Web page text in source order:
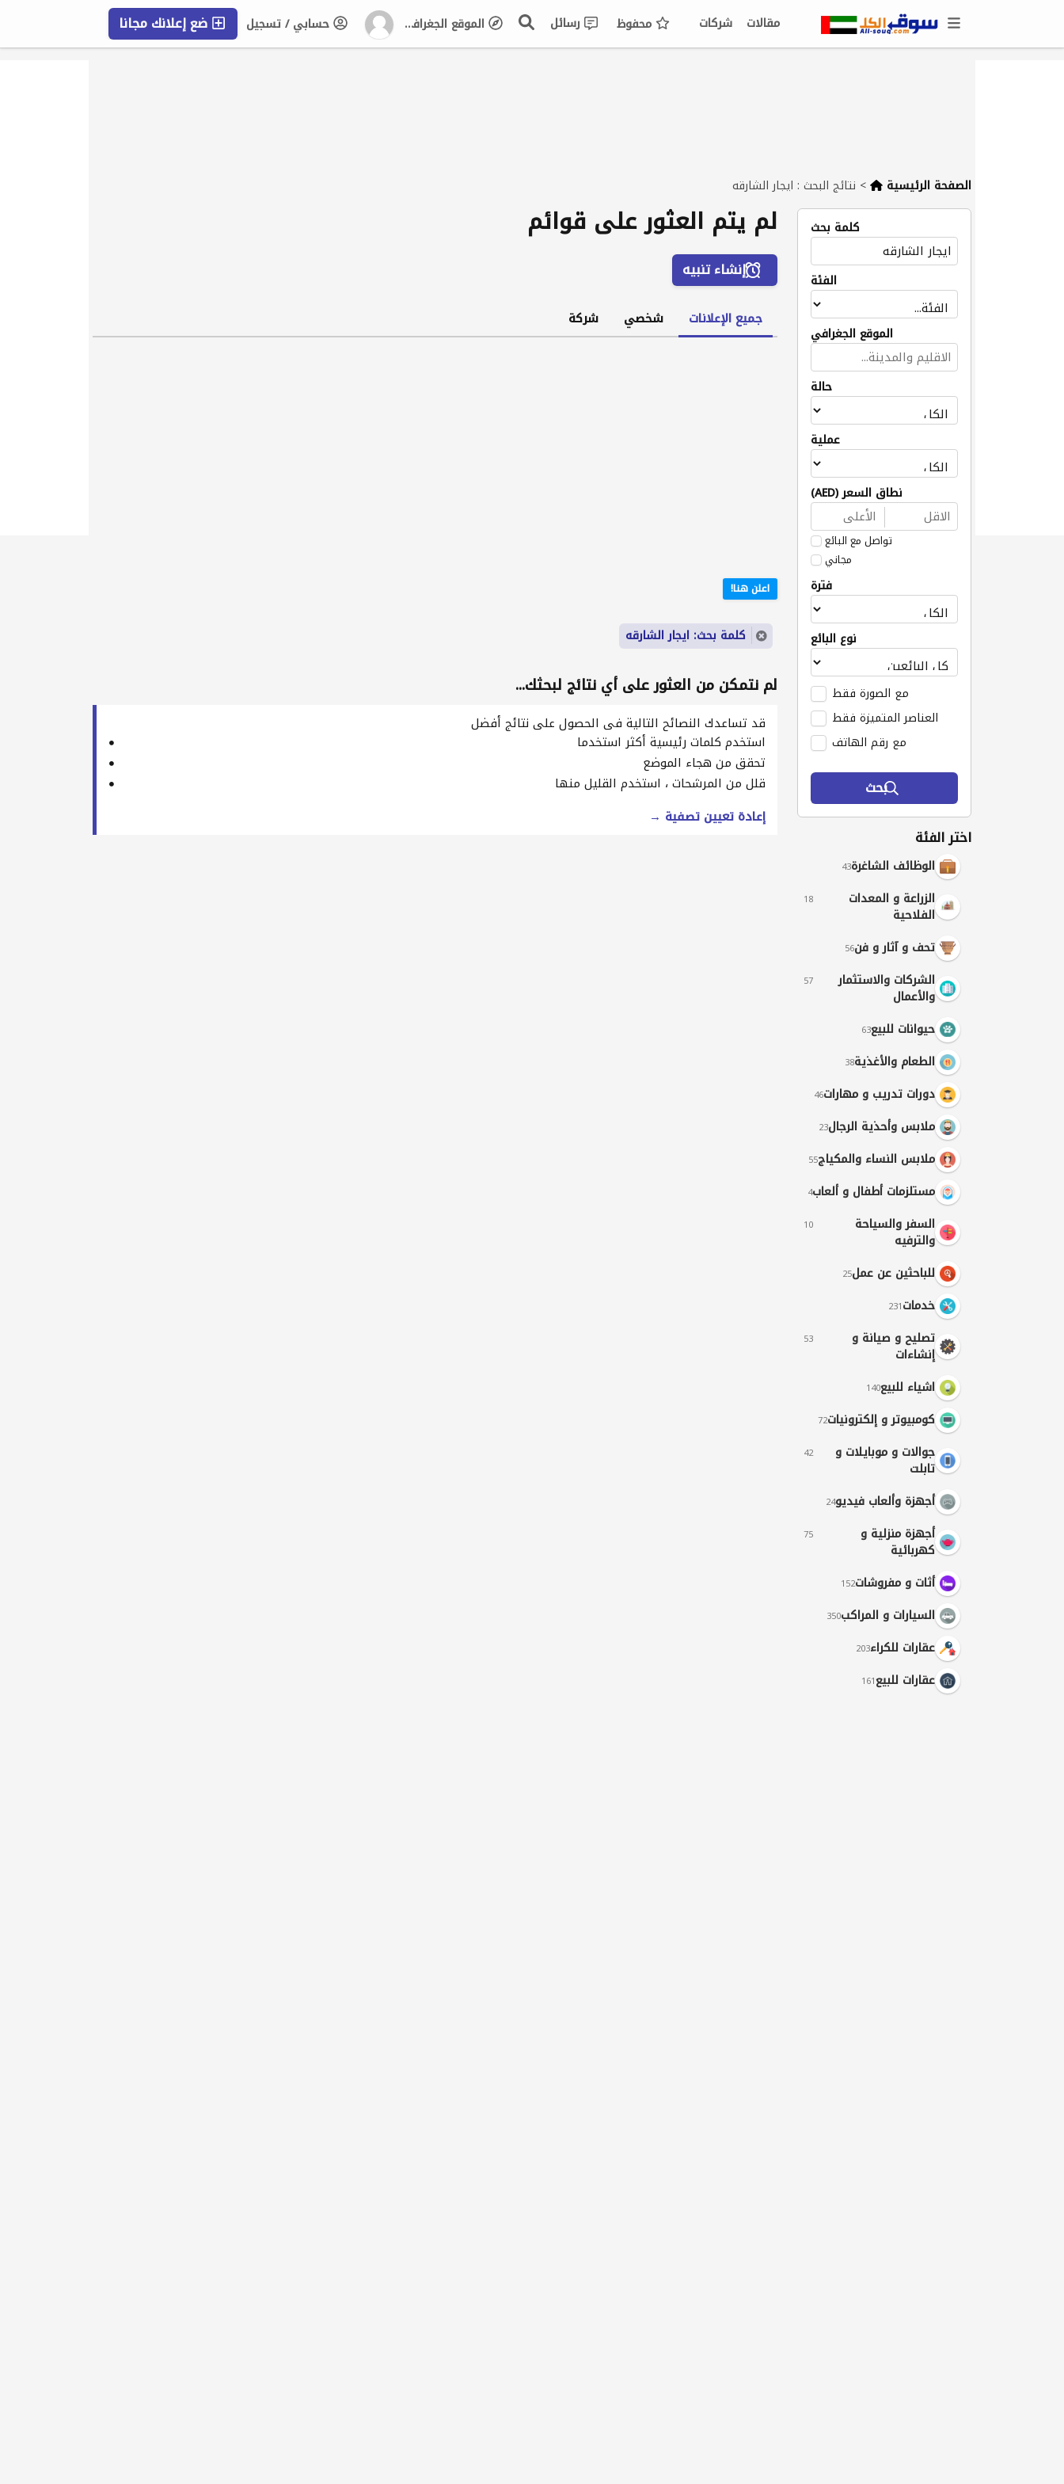
ضع إعلانك مجانا حسابي / تسجيل الموقع الجغرافي رسائل محفوظ شركات
مقالات
التعليمات
الصفحة الرئيسية > نتائج البحث : ايجار الشارقه
كلمة بحث
الفئة
الموقع الجغرافي
حالة
عملية
نطاق السعر (AED)
تواصل مع البائع
مجاني
فترة
نوع البائع
مع الصورة فقط
العناصر المتميزة فقط
مع رقم الهاتف
بحث
اختر الفئة
الوظائف الشاغرة43
الزراعة و المعدات
الفلاحية
18
تحف و آثار و فن56
الشركات والاستثمار
والأعمال
57
حيوانات للبيع63
الطعام والأغذية38
دورات تدريب و مهارات46
ملابس وأحذية الرجال23
ملابس النساء والمكياج55
مستلزمات أطفال و ألعاب4
السفر والسياحة
والترفيه
10
للباحثين عن عمل25
خدمات231
تصليح و صيانة و
إنشاءات
53
اشياء للبيع140
كومبيوتر و إلكترونيات72
جوالات و موبايلات و
تابلت
42
أجهزة وألعاب فيديو24
أجهزة منزلية و
كهربائية
75
أثات و مفروشات152
السيارات و المراكب350
عقارات للكراء203
عقارات للبيع161
لم يتم العثور على قوائم
إنشاء تنبيه
جميع الإعلانات شخصي شركة
اعلن هنا!
كلمة بحث: ايجار الشارقه
لم نتمكن من العثور على أي نتائج لبحثك...
قد تساعدك النصائح التالية في الحصول على نتائج أفضل
استخدم كلمات رئيسية أكثر استخدما
تحقق من هجاء الموضع
قلل من المرشحات ، استخدم القليل منها
إعادة تعيين تصفية →